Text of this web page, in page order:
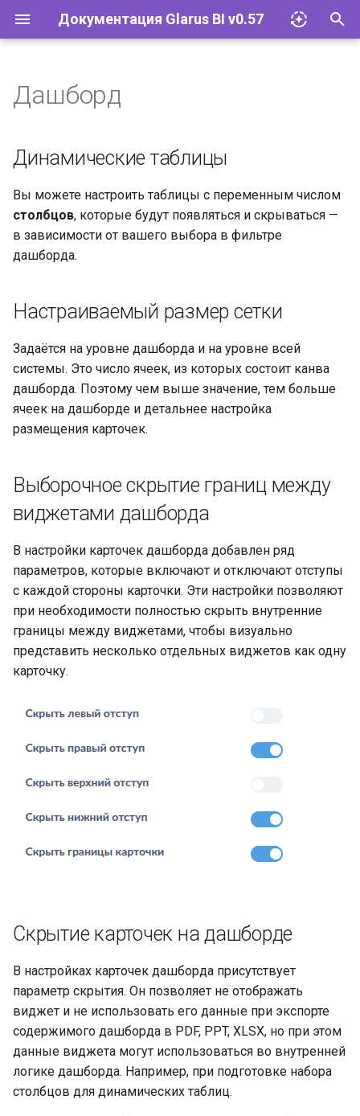
Документация Glarus BI v0.57
и
и
а
и
а
ц
и
п
и
с
к
а
Импорт файлов Excel
Запросы
Визуализации
Дашборды
Моделирование данных
Действия
Организация
Glarus AI
Провайдеры LLM
Соответствие 152-ФЗ
Сетевые требования и SLA
Glarus BI и Claude AI
Установка и эксплуатация
Конфигурация
Управление плагинами
Базы данных
Учётные записи и группы
Разрешения
Инструменты
Встраивание
Решение проблем
Документация API Glarus BI
Пользовательские графики
Дашборд
Динамические таблицы
Вы можете настроить таблицы с переменным числом
столбцов, которые будут появляться и скрываться —
в зависимости от вашего выбора в фильтре
дашборда.
Настраиваемый размер сетки
Задаётся на уровне дашборда и на уровне всей
системы. Это число ячеек, из которых состоит канва
дашборда. Поэтому чем выше значение, тем больше
ячеек на дашборде и детальнее настройка
размещения карточек.
Выборочное скрытие границ между
виджетами дашборда
В настройки карточек дашборда добавлен ряд
параметров, которые включают и отключают отступы
с каждой стороны карточки. Эти настройки позволяют
при необходимости полностью скрыть внутренние
границы между виджетами, чтобы визуально
представить несколько отдельных виджетов как одну
карточку.
Скрытие карточек на дашборде
В настройках карточек дашборда присутствует
параметр скрытия. Он позволяет не отображать
виджет и не использовать его данные при экспорте
содержимого дашборда в PDF, PPT, XLSX, но при этом
данные виджета могут использоваться во внутренней
логике дашборда. Например, при подготовке набора
столбцов для динамических таблиц.